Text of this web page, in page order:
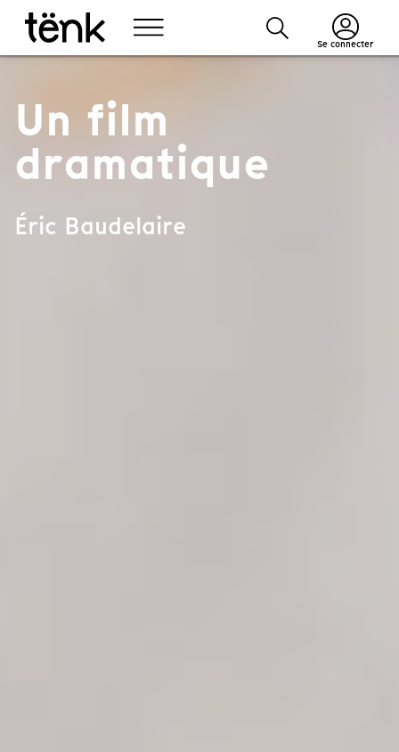
Se connecter
Un film
dramatique
Éric Baudelaire